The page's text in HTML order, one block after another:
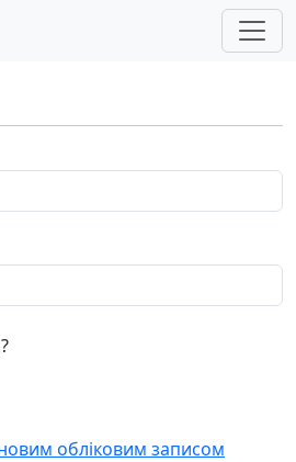
обліковим записом